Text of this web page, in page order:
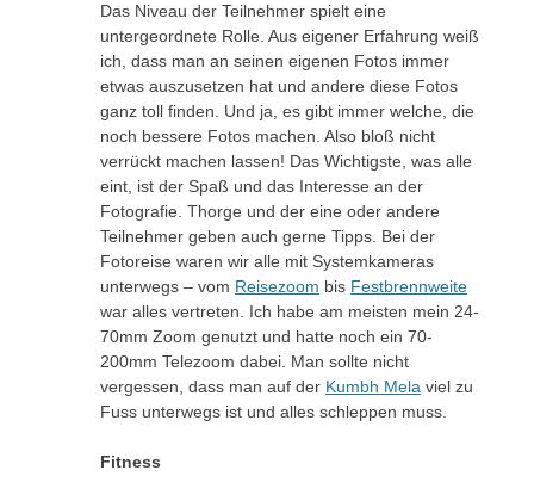
Das Niveau der Teilnehmer spielt eine
untergeordnete Rolle. Aus eigener Erfahrung weiß
ich, dass man an seinen eigenen Fotos immer
etwas auszusetzen hat und andere diese Fotos
ganz toll finden. Und ja, es gibt immer welche, die
noch bessere Fotos machen. Also bloß nicht
verrückt machen lassen! Das Wichtigste, was alle
eint, ist der Spaß und das Interesse an der
Fotografie. Thorge und der eine oder andere
Teilnehmer geben auch gerne Tipps. Bei der
Fotoreise waren wir alle mit Systemkameras
unterwegs – vom Reisezoom bis Festbrennweite
war alles vertreten. Ich habe am meisten mein 24-
70mm Zoom genutzt und hatte noch ein 70-
200mm Telezoom dabei. Man sollte nicht
vergessen, dass man auf der Kumbh Mela viel zu
Fuss unterwegs ist und alles schleppen muss.
Fitness